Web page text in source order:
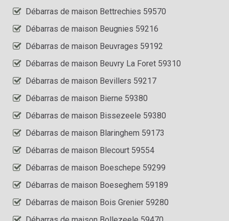
Débarras de maison Bettrechies 59570
Débarras de maison Beugnies 59216
Débarras de maison Beuvrages 59192
Débarras de maison Beuvry La Foret 59310
Débarras de maison Bevillers 59217
Débarras de maison Bierne 59380
Débarras de maison Bissezeele 59380
Débarras de maison Blaringhem 59173
Débarras de maison Blecourt 59554
Débarras de maison Boeschepe 59299
Débarras de maison Boeseghem 59189
Débarras de maison Bois Grenier 59280